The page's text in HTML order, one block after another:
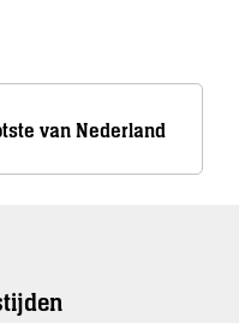
van Nederland